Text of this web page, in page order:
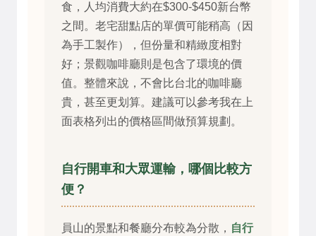
食，人均消費大約在$300-$450新台幣
之間。老宅甜點店的單價可能稍高（因
為手工製作），但份量和精緻度相對
好；景觀咖啡廳則是包含了環境的價
值。整體來說，不會比台北的咖啡廳
貴，甚至更划算。建議可以參考我在上
面表格列出的價格區間做預算規劃。
自行開車和大眾運輸，哪個比較方
便？
員山的景點和餐廳分布較為分散， 自行